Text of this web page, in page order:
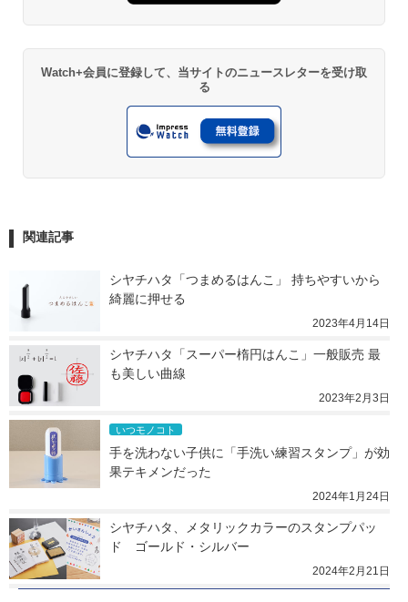
Watch+会員に登録して、当サイトのニュースレターを受け取
る
関連記事
シヤチハタ「つまめるはんこ」 持ちやすいから
綺麗に押せる
2023年4月14日
シヤチハタ「スーパー楕円はんこ」一般販売 最
も美しい曲線
2023年2月3日
いつモノコト
手を洗わない子供に「手洗い練習スタンプ」が効
果テキメンだった
2024年1月24日
シヤチハタ、メタリックカラーのスタンプパッ
ド　ゴールド・シルバー
2024年2月21日